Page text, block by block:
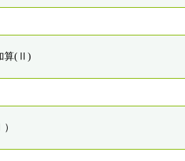
算(Ⅱ)